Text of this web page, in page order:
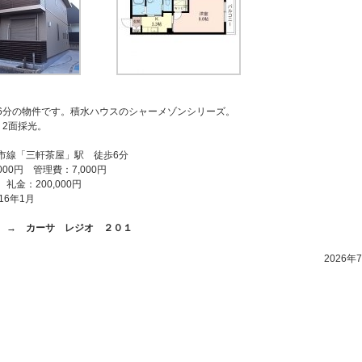
の物件です。積水ハウスのシャーメゾンシリーズ。
面採光。
線「三軒茶屋」駅 徒歩6分
円 管理費：7,000円
金：200,000円
年1月
→ カーサ レジオ ２０１
2026年